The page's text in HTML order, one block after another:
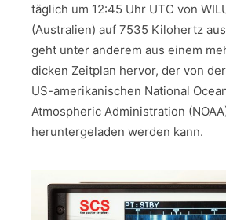
täglich um 12:45 Uhr UTC von
(Australien) auf 7535 Kilohertz
geht unter anderem aus einem
dicken Zeitplan hervor, der von
US-amerikanischen National
Atmospheric Administration
heruntergeladen werden kann.